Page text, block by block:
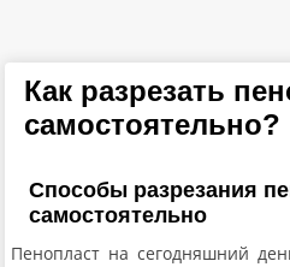
Как разрезать
самостоятельно?
Способы разрезания
самостоятельно
Пенопласт на сегодняшний